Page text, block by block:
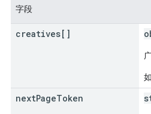
字段
creatives[]
nextPageToken